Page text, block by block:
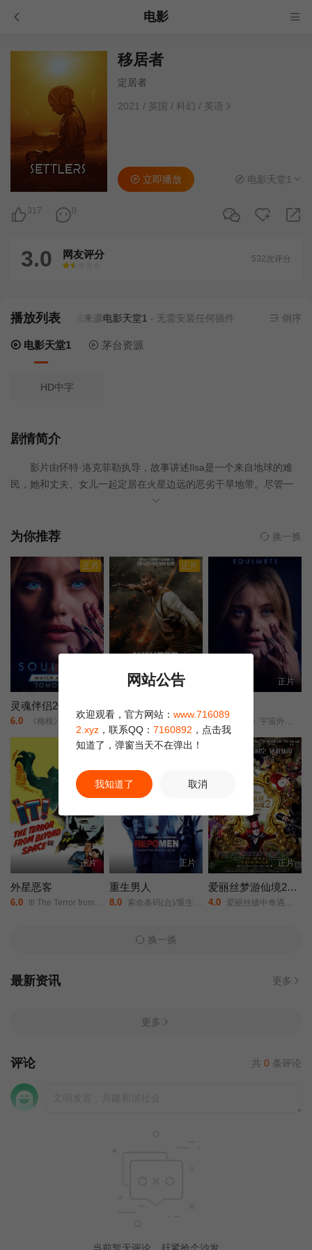
电影
移居者
定居者
2021 / 英国 / 科幻 / 英语
317 0
立即播放 电影天堂1
3.0 网友评分
很差
较差还行推荐力荐
532次评分
播放列表当前资源来源电影天堂1- 无需安装任何插件 倒序
电影天堂1 茅台资源
HD中字
剧情简介
影片由怀特·洛克菲勒执导，故事讲述Ilsa是一个来自地球的难
民，她和丈夫、女儿一起定居在火星边远的恶劣干旱地带。尽管一
家人只有一些庄稼和一个家用机器人，他们还是对美好的生活抱有
了。母女俩必须不惜一切代价生存下去，等待最后反击的时机。该
为你推荐 换一换
正片
灵魂伴侣2026
6.0 《梅根》宇宙外传/夺魂伴侣/
正片
正片
2.0 Winter: Battleground/
正片
1.0 《梅根》宇宙外传/夺魂伴侣/
正片
正片
外星恶客
6.0 It! The Terror from Beyond Space/
正片
重生男人
8.0 索命条码(台)/重生曼波/回收人/追讨人/Repossession Men/
正片
爱丽丝梦游仙境2：镜中奇遇记
4.0 爱丽丝镜中奇遇记/爱丽丝梦游仙境2：穿越魔镜(港)/魔境梦游：时光怪客(台)/Alice in Wonderland: Through the Looking Glass/
换一换
最新资讯 更多
更多
评论 共 0 条评论
当前暂无评论，赶紧抢个沙发
网站公告
欢迎观看，官方网站： www.716089
2.xyz ，联系QQ： 7160892 ，点击我
知道了，弹窗当天不在弹出！
我知道了 取消